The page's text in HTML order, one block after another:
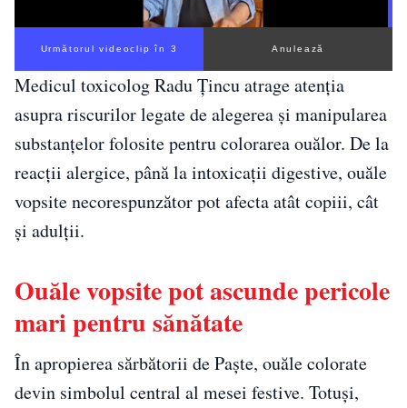
Următorul videoclip în 2 Anulează
Medicul toxicolog Radu Țincu atrage atenția
asupra riscurilor legate de alegerea și manipularea
substanțelor folosite pentru colorarea ouălor. De la
reacții alergice, până la intoxicații digestive, ouăle
vopsite necorespunzător pot afecta atât copiii, cât
și adulții.
Ouăle vopsite pot ascunde pericole
mari pentru sănătate
În apropierea sărbătorii de Paște, ouăle colorate
devin simbolul central al mesei festive. Totuși,